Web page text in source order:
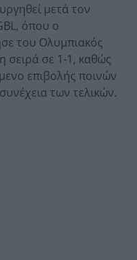
μετά τον
όπου ο
του Ολυμπιακός
σειρά σε 1-1, καθώς
επιβολής ποινών
των τελικών.